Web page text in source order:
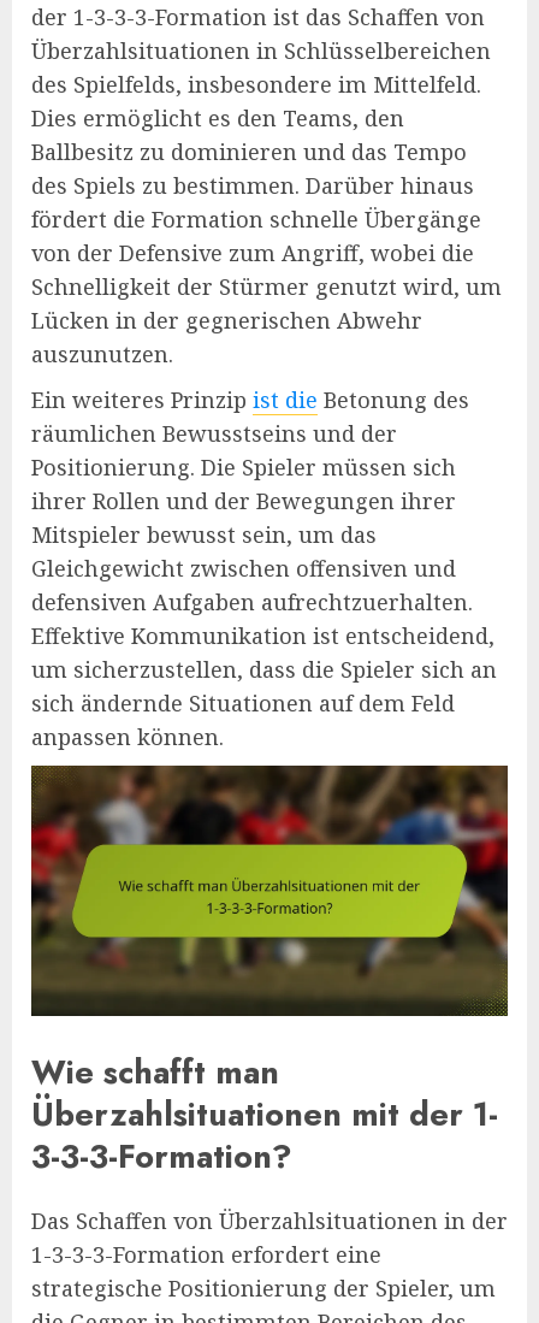
der 1-3-3-3-Formation ist das Schaffen von
Überzahlsituationen in Schlüsselbereichen
des Spielfelds, insbesondere im Mittelfeld.
Dies ermöglicht es den Teams, den
Ballbesitz zu dominieren und das Tempo
des Spiels zu bestimmen. Darüber hinaus
fördert die Formation schnelle Übergänge
von der Defensive zum Angriff, wobei die
Schnelligkeit der Stürmer genutzt wird, um
Lücken in der gegnerischen Abwehr
auszunutzen.
Ein weiteres Prinzip ist die Betonung des
räumlichen Bewusstseins und der
Positionierung. Die Spieler müssen sich
ihrer Rollen und der Bewegungen ihrer
Mitspieler bewusst sein, um das
Gleichgewicht zwischen offensiven und
defensiven Aufgaben aufrechtzuerhalten.
Effektive Kommunikation ist entscheidend,
um sicherzustellen, dass die Spieler sich an
sich ändernde Situationen auf dem Feld
anpassen können.
Wie schafft man
Überzahlsituationen mit der 1-
3-3-3-Formation?
Das Schaffen von Überzahlsituationen in der
1-3-3-3-Formation erfordert eine
strategische Positionierung der Spieler, um